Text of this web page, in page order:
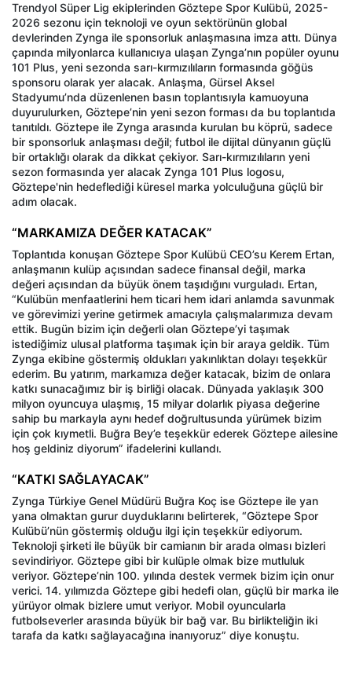
Trendyol Süper Lig ekiplerinden Göztepe Spor Kulübü, 2025-
2026 sezonu için teknoloji ve oyun sektörünün global
devlerinden Zynga ile sponsorluk anlaşmasına imza attı. Dünya
çapında milyonlarca kullanıcıya ulaşan Zynga’nın popüler oyunu
101 Plus, yeni sezonda sarı-kırmızılıların formasında göğüs
sponsoru olarak yer alacak. Anlaşma, Gürsel Aksel
Stadyumu’nda düzenlenen basın toplantısıyla kamuoyuna
duyurulurken, Göztepe’nin yeni sezon forması da bu toplantıda
tanıtıldı. Göztepe ile Zynga arasında kurulan bu köprü, sadece
bir sponsorluk anlaşması değil; futbol ile dijital dünyanın güçlü
bir ortaklığı olarak da dikkat çekiyor. Sarı-kırmızılıların yeni
sezon formasında yer alacak Zynga 101 Plus logosu,
Göztepe'nin hedeflediği küresel marka yolculuğuna güçlü bir
adım olacak.
“MARKAMIZA DEĞER KATACAK”
Toplantıda konuşan Göztepe Spor Kulübü CEO’su Kerem Ertan,
anlaşmanın kulüp açısından sadece finansal değil, marka
değeri açısından da büyük önem taşıdığını vurguladı. Ertan,
“Kulübün menfaatlerini hem ticari hem idari anlamda savunmak
ve görevimizi yerine getirmek amacıyla çalışmalarımıza devam
ettik. Bugün bizim için değerli olan Göztepe’yi taşımak
istediğimiz ulusal platforma taşımak için bir araya geldik. Tüm
Zynga ekibine göstermiş oldukları yakınlıktan dolayı teşekkür
ederim. Bu yatırım, markamıza değer katacak, bizim de onlara
katkı sunacağımız bir iş birliği olacak. Dünyada yaklaşık 300
milyon oyuncuya ulaşmış, 15 milyar dolarlık piyasa değerine
sahip bu markayla aynı hedef doğrultusunda yürümek bizim
için çok kıymetli. Buğra Bey’e teşekkür ederek Göztepe ailesine
hoş geldiniz diyorum” ifadelerini kullandı.
“KATKI SAĞLAYACAK”
Zynga Türkiye Genel Müdürü Buğra Koç ise Göztepe ile yan
yana olmaktan gurur duyduklarını belirterek, “Göztepe Spor
Kulübü’nün göstermiş olduğu ilgi için teşekkür ediyorum.
Teknoloji şirketi ile büyük bir camianın bir arada olması bizleri
sevindiriyor. Göztepe gibi bir kulüple olmak bize mutluluk
veriyor. Göztepe’nin 100. yılında destek vermek bizim için onur
verici. 14. yılımızda Göztepe gibi hedefi olan, güçlü bir marka ile
yürüyor olmak bizlere umut veriyor. Mobil oyuncularla
futbolseverler arasında büyük bir bağ var. Bu birlikteliğin iki
tarafa da katkı sağlayacağına inanıyoruz” diye konuştu.